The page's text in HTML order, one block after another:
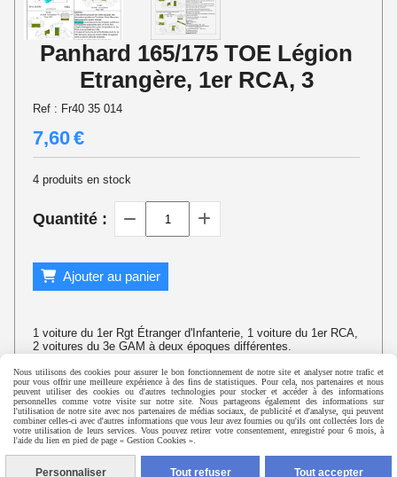
Panhard 165/175 TOE Légion
Etrangère, 1er RCA, 3
Ref : Fr40 35 014
7,60€
4 produits en stock
Quantité :
Ajouter au panier
1 voiture du 1er Rgt Étranger d'Infanterie, 1 voiture du 1er RCA,
2 voitures du 3e GAM à deux époques différentes.
©Histopic 2015 - Laurent Deneu
Facebook est désactivé.
Mentions Légales
Conditions générales de vente Gestion cookies
Nous utilisons des cookies pour assurer le bon fonctionnement de notre site et analyser notre trafic et
pour vous offrir une meilleure expérience à des fins de statistiques. Pour cela, nos partenaires et nous
peuvent utiliser des cookies ou d'autres technologies pour stocker et accéder à des informations
personnelles comme votre visite sur notre site. Nous partageons également des informations sur
l'utilisation de notre site avec nos partenaires de médias sociaux, de publicité et d'analyse, qui peuvent
combiner celles-ci avec d'autres informations que vous leur avez fournies ou qu'ils ont collectées lors de
votre utilisation de leurs services. Vous pouvez retirer votre consentement, enregistré pour 6 mois, à
l'aide du lien en pied de page « Gestion Cookies ».
Personnaliser Tout refuser Tout accepter